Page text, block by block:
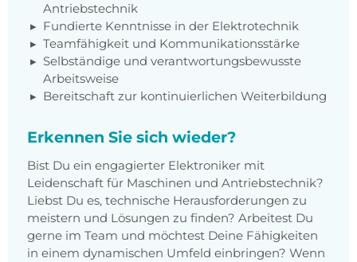
Antriebstechnik
Fundierte Kenntnisse in der Elektrotechnik
Teamfähigkeit und Kommunikationsstärke
Selbständige und verantwortungsbewusste
Arbeitsweise
Bereitschaft zur kontinuierlichen Weiterbildung
Erkennen Sie sich wieder?
Bist Du ein engagierter Elektroniker mit
Leidenschaft für Maschinen und Antriebstechnik?
Liebst Du es, technische Herausforderungen zu
meistern und Lösungen zu finden? Arbeitest Du
gerne im Team und möchtest Deine Fähigkeiten
in einem dynamischen Umfeld einbringen? Wenn